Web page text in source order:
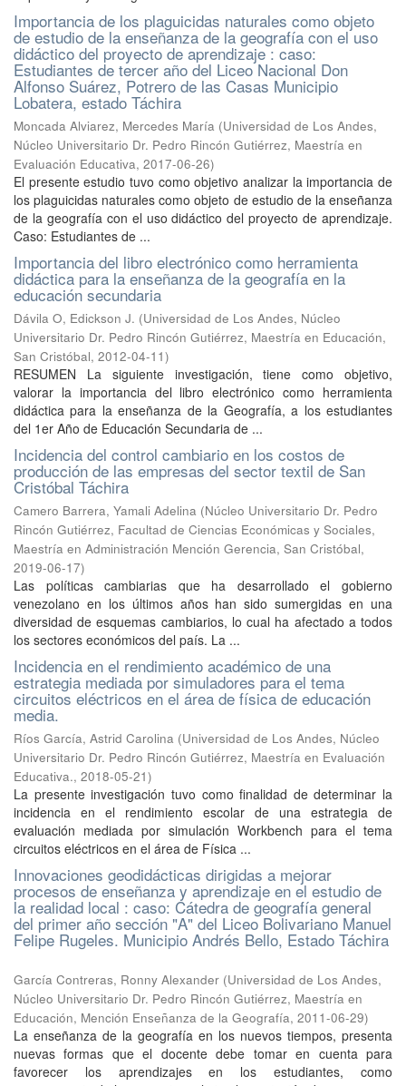
Importancia de los plaguicidas naturales como objeto
de estudio de la enseñanza de la geografía con el uso
didáctico del proyecto de aprendizaje : caso:
Estudiantes de tercer año del Liceo Nacional Don
Alfonso Suárez, Potrero de las Casas Municipio
Lobatera, estado Táchira
Moncada Alviarez, Mercedes María (Universidad de Los Andes,
Núcleo Universitario Dr. Pedro Rincón Gutiérrez, Maestría en
Evaluación Educativa, 2017-06-26)
El presente estudio tuvo como objetivo analizar la importancia de
los plaguicidas naturales como objeto de estudio de la enseñanza
de la geografía con el uso didáctico del proyecto de aprendizaje.
Caso: Estudiantes de ...
Importancia del libro electrónico como herramienta
didáctica para la enseñanza de la geografía en la
educación secundaria
Dávila O, Edickson J. (Universidad de Los Andes, Núcleo
Universitario Dr. Pedro Rincón Gutiérrez, Maestría en Educación,
San Cristóbal, 2012-04-11)
RESUMEN La siguiente investigación, tiene como objetivo,
valorar la importancia del libro electrónico como herramienta
didáctica para la enseñanza de la Geografía, a los estudiantes
del 1er Año de Educación Secundaria de ...
Incidencia del control cambiario en los costos de
producción de las empresas del sector textil de San
Cristóbal Táchira
Camero Barrera, Yamali Adelina (Núcleo Universitario Dr. Pedro
Rincón Gutiérrez, Facultad de Ciencias Económicas y Sociales,
Maestría en Administración Mención Gerencia, San Cristóbal,
2019-06-17)
Las políticas cambiarias que ha desarrollado el gobierno
venezolano en los últimos años han sido sumergidas en una
diversidad de esquemas cambiarios, lo cual ha afectado a todos
los sectores económicos del país. La ...
Incidencia en el rendimiento académico de una
estrategia mediada por simuladores para el tema
circuitos eléctricos en el área de física de educación
media.
Ríos García, Astrid Carolina (Universidad de Los Andes, Núcleo
Universitario Dr. Pedro Rincón Gutiérrez, Maestría en Evaluación
Educativa., 2018-05-21)
La presente investigación tuvo como finalidad de determinar la
incidencia en el rendimiento escolar de una estrategia de
evaluación mediada por simulación Workbench para el tema
circuitos eléctricos en el área de Física ...
Innovaciones geodidácticas dirigidas a mejorar
procesos de enseñanza y aprendizaje en el estudio de
la realidad local : caso: Cátedra de geografía general
del primer año sección "A" del Liceo Bolivariano Manuel
Felipe Rugeles. Municipio Andrés Bello, Estado Táchira
García Contreras, Ronny Alexander (Universidad de Los Andes,
Núcleo Universitario Dr. Pedro Rincón Gutiérrez, Maestría en
Educación, Mención Enseñanza de la Geografía, 2011-06-29)
La enseñanza de la geografía en los nuevos tiempos, presenta
nuevas formas que el docente debe tomar en cuenta para
favorecer los aprendizajes en los estudiantes, como